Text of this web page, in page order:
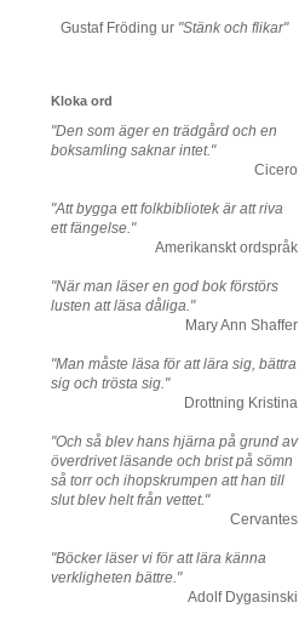
Gustaf Fröding ur "Stänk och flikar"
Kloka ord
"Den som äger en trädgård och en
boksamling saknar intet."
Cicero
"Att bygga ett folkbibliotek är att riva
ett fängelse."
Amerikanskt ordspråk
"När man läser en god bok förstörs
lusten att läsa dåliga."
Mary Ann Shaffer
"Man måste läsa för att lära sig, bättra
sig och trösta sig."
Drottning Kristina
"Och så blev hans hjärna på grund av
överdrivet läsande och brist på sömn
så torr och ihopskrumpen att han till
slut blev helt från vettet."
Cervantes
"Böcker läser vi för att lära känna
verkligheten bättre."
Adolf Dygasinski